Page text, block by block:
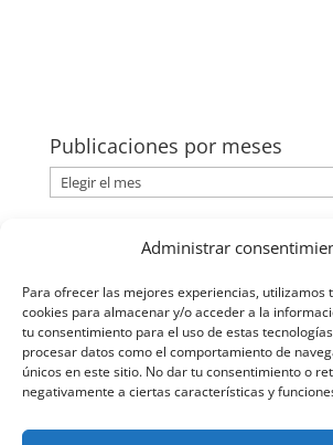
Administrar
Para ofrecer las mejores experiencias, utilizamos
cookies para almacenar y/o acceder a la
tu consentimiento para el uso de estas
procesar datos como el comportamiento de
únicos en este sitio. No dar tu consentimiento o
negativamente a ciertas características y
Publicaciones por meses
Publicaciones
por
Categorías